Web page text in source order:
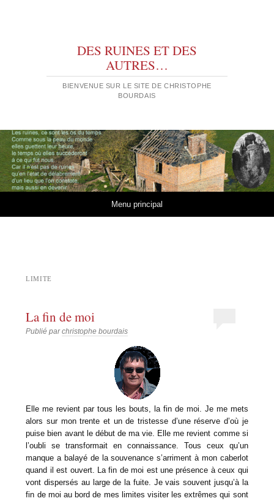
DES RUINES ET DES
AUTRES…
BIENVENUE SUR LE SITE DE CHRISTOPHE
BOURDAIS
Menu principal
LIMITE
La fin de moi
Publié parchristophe bourdais
Elle me revient par tous les bouts, la fin de moi. Je me mets
alors sur mon trente et un de tristesse d’une réserve d’où je
puise bien avant le début de ma vie. Elle me revient comme si
l’oubli se transformait en connaissance. Tous ceux qu’un
manque a balayé de la souvenance s’arriment à mon caberlot
quand il est ouvert. La fin de moi est une présence à ceux qui
vont dispersés au large de la fuite. Je vais souvent jusqu’à la
fin de moi au bord de mes limites visiter les extrêmes qui sont